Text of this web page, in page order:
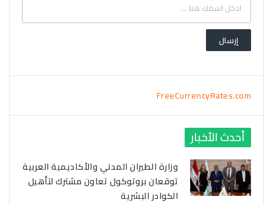
FreeCurrencyRates.com
أحدث الأخبار
وزارة الطيران المدني والأكاديمية العربية
توقعان بروتوكول تعاون مشترك لتأهيل
الكوادر البشرية